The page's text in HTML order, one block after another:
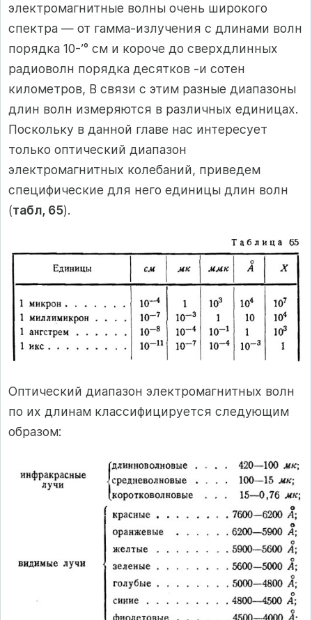
электромагнитные волны очень широкого
спектра — от гамма-излучения с длинами волн
порядка 10-’° см и короче до сверхдлинных
радиоволн порядка десятков -и сотен
километров, В связи с этим разные диапазоны
длин волн измеряются в различных единицах.
Поскольку в данной главе нас интересует
только оптический диапазон
электромагнитных колебаний, приведем
специфические для него единицы длин волн
(табл, 65).
Оптический диапазон электромагнитных волн
по их длинам классифицируется следующим
образом: